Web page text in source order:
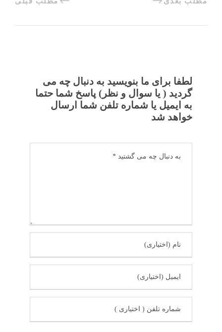
لطفا برای ما بنویسید به دنبال چه می
گردید ( یا سوال و نظر) پاسخ شما حتما
به ایمیل یا شماره تلفن شما ارسال
خواهد شد